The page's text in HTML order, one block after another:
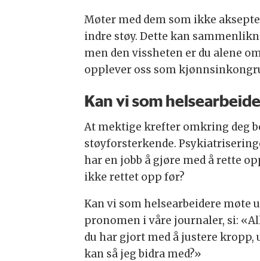
Møter med dem som ikke
indre støy. Dette kan
men den vissheten er du alene
opplever oss som
Kan vi som
At mektige krefter omkring deg
støyforsterkende.
har en jobb å gjøre med å rette
ikke rettet opp før?
Kan vi som helsearbeidere møte
pronomen i våre journaler, si:
du har gjort med å justere
kan så jeg bidra med?»